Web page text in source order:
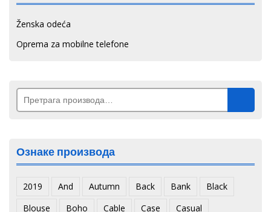
Ženska odeća
Oprema za mobilne telefone
Претрага
за:
Ознаке производа
2019 And Autumn Back Bank
Black
Blouse
Boho Cable Case Casual